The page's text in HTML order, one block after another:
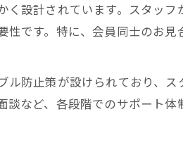
設計されています。スタッ
です。特に、会員同士のお
防止策が設けられており、
など、各段階でのサポート